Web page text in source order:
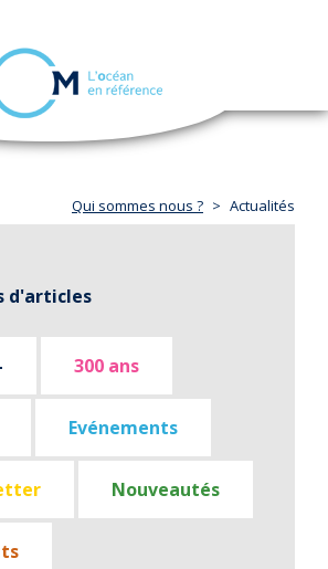
navigation
Qui sommes nous ? Actualités
d'articles
300 ans
Evénements
Nouveautés